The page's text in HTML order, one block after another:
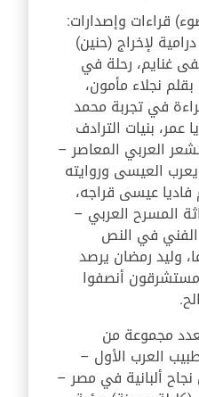
قراءات وإصدارات:
لإخراج (حنين)
غنايم، رحلة في
نجلاء مأمون،
في تجربة محمد
عمر، بنيات الترادف
العربي المعاصر –
العيسى وروايته
فاديا عيسى قراجه،
المسرح العربي –
الفني في النص
وليد رمضان يرصد
أنصفوا
مجموعة من
العرب الأول –
ألبانية في مصر –